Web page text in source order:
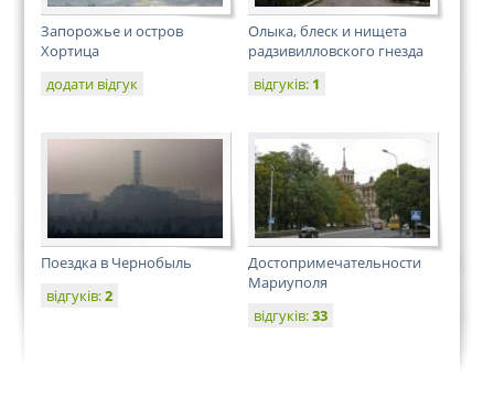
Запорожье и остров
Хортица
додати відгук
Олыка, блеск и нищета
радзивилловского гнезда
відгуків: 1
Поездка в Чернобыль
відгуків:2
Достопримечательности
Мариуполя
відгуків:33